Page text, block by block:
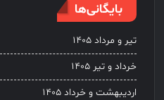
بایگانی‌ها
تیر و مرداد ۱۴۰۵
خرداد و تیر ۱۴۰۵
اردیبهشت و خرداد ۱۴۰۵